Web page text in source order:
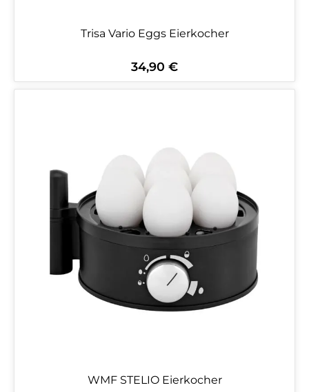
Trisa Vario Eggs Eierkocher
Regulärer Preis:
34,90 €
WMF STELIO Eierkocher